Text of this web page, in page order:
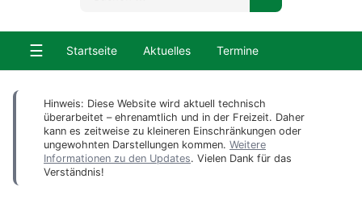
☰ Startseite Aktuelles Termine
Hinweis: Diese Website wird aktuell technisch
überarbeitet – ehrenamtlich und in der Freizeit. Daher
kann es zeitweise zu kleineren Einschränkungen oder
ungewohnten Darstellungen kommen. Weitere
Informationen zu den Updates. Vielen Dank für das
Verständnis!